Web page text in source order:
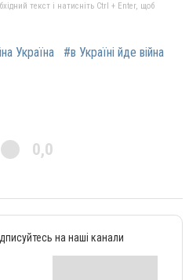
текст і натисніть Ctrl + Enter, щоб
Україна #в Україні йде війна
0,0
на наші канали